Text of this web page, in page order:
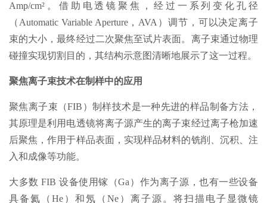
Amp/cm²。借助电透镜聚焦，经过一系列变化孔径
（Automatic Variable Aperture，AVA）调节，可以决定离子
束的大小，最终经过二次聚焦至试片表面。离子束通过物理
碰撞实现切割目的，其结构示意图清晰地展示了这一过程。
聚焦离子束技术在制样中的应用
聚焦离子束（FIB）制样技术是一种先进的样品制备方法，
其原理是利用电透镜将离子源产生的离子束经过离子枪加速
后聚焦，作用于样品表面，实现样品材料的铣削、沉积、注
入和成像等功能。
大多数 FIB 设备使用镓（Ga）作为离子源，也有一些设备
具备氦（He）和氖（Ne）离子源。将扫描电子显微镜